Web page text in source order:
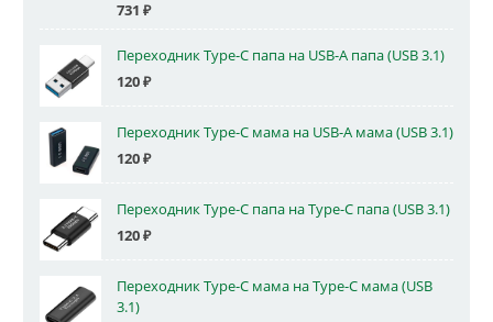
731 ₽
Переходник Type-C папа на USB-A папа (USB 3.1)
120₽
Переходник Type-C мама на USB-A мама (USB 3.1)
120₽
Переходник Type-C папа на Type-C папа (USB 3.1)
120₽
Переходник Type-C мама на Type-C мама (USB
3.1)